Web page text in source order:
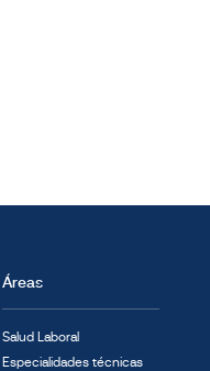
Áreas
Salud Laboral
Especialidades técnicas